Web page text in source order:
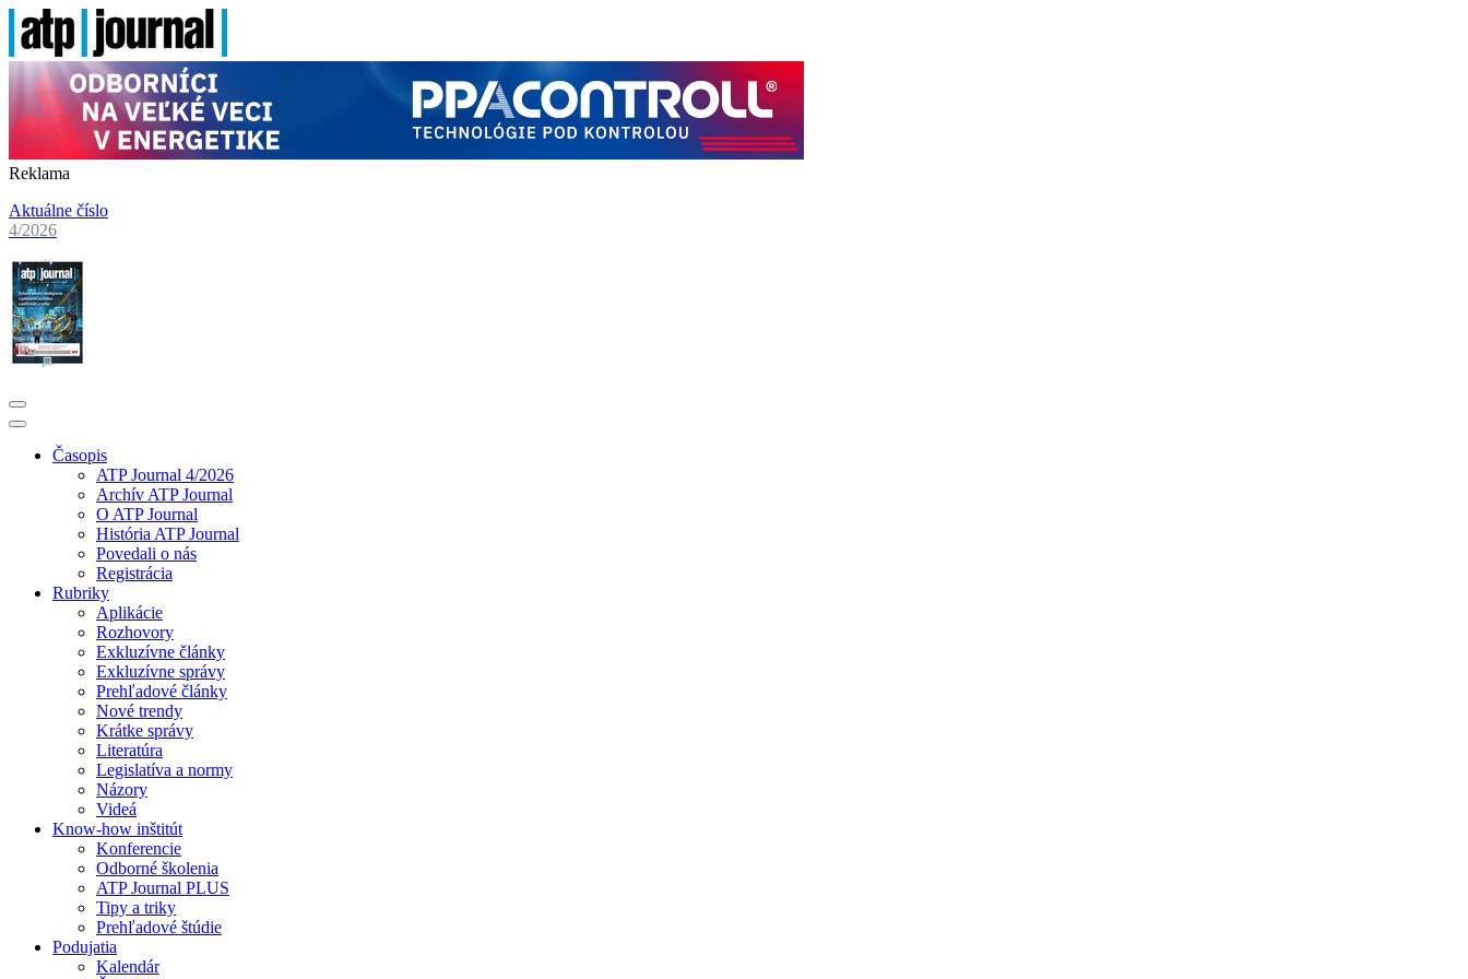
Reklama
Aktuálne číslo
4/2026
Časopis
ATP Journal 4/2026
Archív ATP Journal
O ATP Journal
História ATP Journal
Povedali o nás
Registrácia
Rubriky
Aplikácie
Rozhovory
Exkluzívne články
Exkluzívne správy
Prehľadové články
Nové trendy
Krátke správy
Literatúra
Legislatíva a normy
Názory
Videá
Know-how inštitút
Konferencie
Odborné školenia
ATP Journal PLUS
Tipy a triky
Prehľadové štúdie
Podujatia
Kalendár